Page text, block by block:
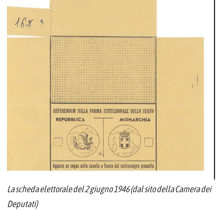
La scheda elettorale del 2 giugno 1946 (dal sito della Camera dei
Deputati)